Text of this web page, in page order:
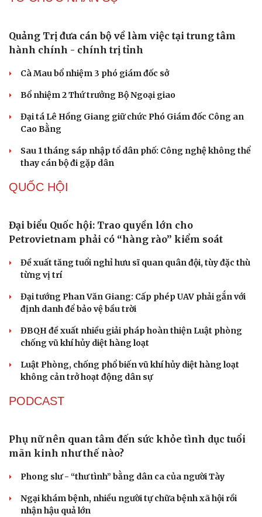
Quảng Trị đưa cán bộ về làm việc tại trung tâm
hành chính - chính trị tỉnh
Cà Mau bổ nhiệm 3 phó giám đốc sở
Bổ nhiệm 2 Thứ trưởng Bộ Ngoại giao
Đại tá Lê Hồng Giang giữ chức Phó Giám đốc Công an
Cao Bằng
Sau 1 tháng sáp nhập tổ dân phố: Công nghệ không thể
thay cán bộ đi gặp dân
QUỐC HỘI
Đại biểu Quốc hội: Trao quyền lớn cho
Petrovietnam phải có “hàng rào” kiểm soát
Đề xuất tăng tuổi nghỉ hưu sĩ quan quân đội, tùy đặc thù
từng vị trí
Đại tướng Phan Văn Giang: Cấp phép UAV phải gắn với
định danh để bảo vệ bầu trời
ĐBQH đề xuất nhiều giải pháp hoàn thiện Luật phòng
chống vũ khí hủy diệt hàng loạt
Luật Phòng, chống phổ biến vũ khí hủy diệt hàng loạt
không cản trở hoạt động dân sự
PODCAST
Phụ nữ nên quan tâm đến sức khỏe tình dục tuổi
mãn kinh như thế nào?
Phong slư - “thư tình” bằng dân ca của người Tày
Ngại khám bệnh, nhiều người tự chữa bệnh xã hội rồi
nhận hậu quả lớn